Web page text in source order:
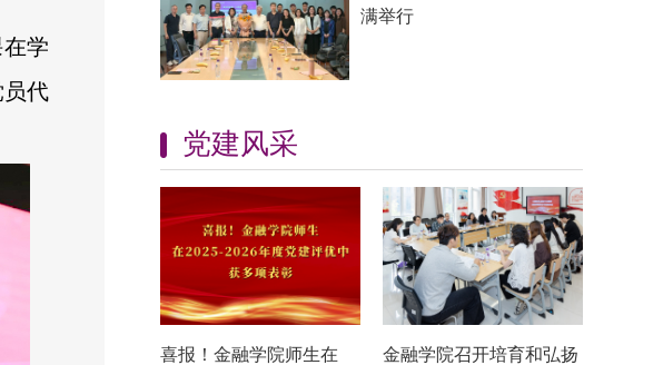
满举行
党建风采
喜报！金融学院师生在
金融学院召开培育和弘扬
学
代